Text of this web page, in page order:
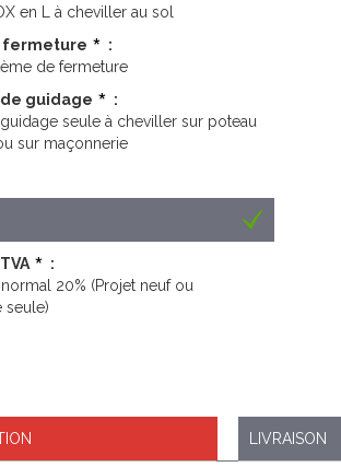
en L à cheviller au sol
fermeture
:
de fermeture
guidage
:
seule à cheviller sur poteau
sur maçonnerie
:
20% (Projet neuf ou
seule)
LIVRAISON